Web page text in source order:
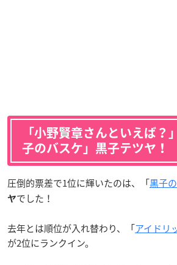
「小野賢章さんといえば？
子のバスケ」黒子テツヤ！
圧倒的票差で1位に輝いたのは、「黒子
ヤでした！
去年とは順位が入れ替わり、「アイドリ
が2位にランクイン。